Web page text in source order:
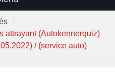
attrayant (Autokennerquiz)
/ (service auto)